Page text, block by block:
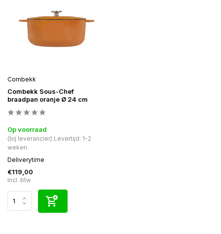
Combekk
Combekk Sous-Chef
braadpan oranje Ø 24 cm
Op voorraad
(bij leverancier) Levertijd: 1-2
weken
Deliverytime
€119,00
Incl. btw